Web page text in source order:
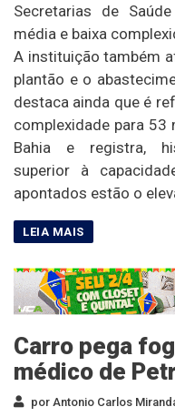
Secretarias de
média e baixa
A instituição também
plantão e o
destaca ainda que é
complexidade para 53
Bahia e registra,
superior à
apontados estão o
Carro pega
médico de
por Antonio Carlos